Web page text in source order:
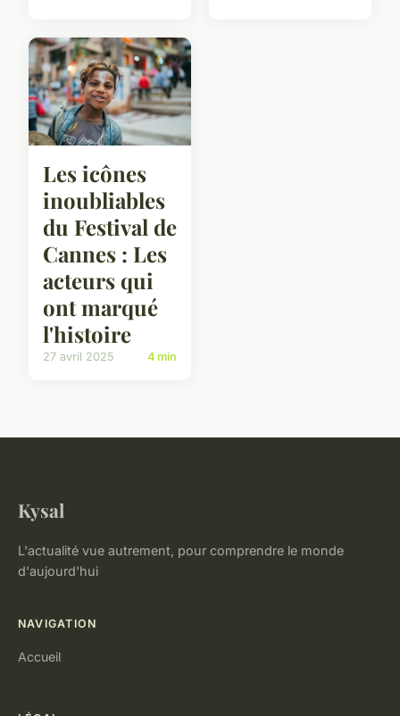
Les icônes
inoubliables
du Festival de
Cannes : Les
acteurs qui
ont marqué
l'histoire
27 avril 2025 4 min
Kysal
L'actualité vue autrement, pour comprendre le monde
d'aujourd'hui
NAVIGATION
Accueil